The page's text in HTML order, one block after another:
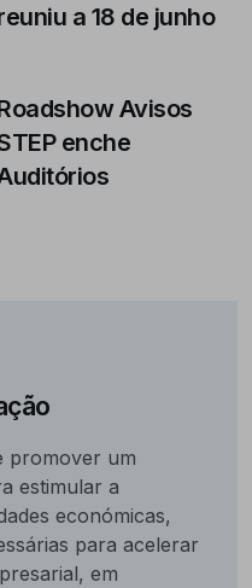
a 18 de junho
Avisos
enche
promover um
estimular a
económicas,
para acelerar
em